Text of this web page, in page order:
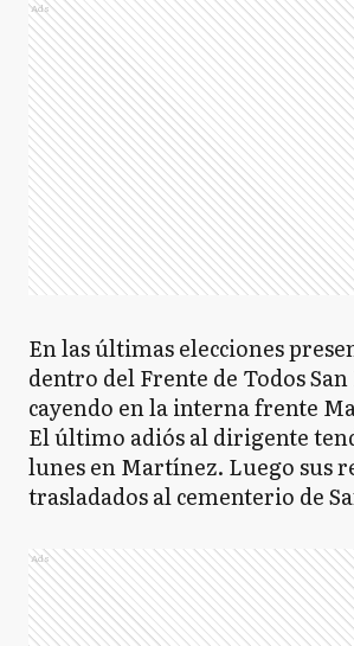
Ads
En las últimas elecciones
dentro del Frente de Todos
cayendo en la interna frente
El último adiós al dirigente
lunes en Martínez. Luego sus
trasladados al cementerio de
Ads